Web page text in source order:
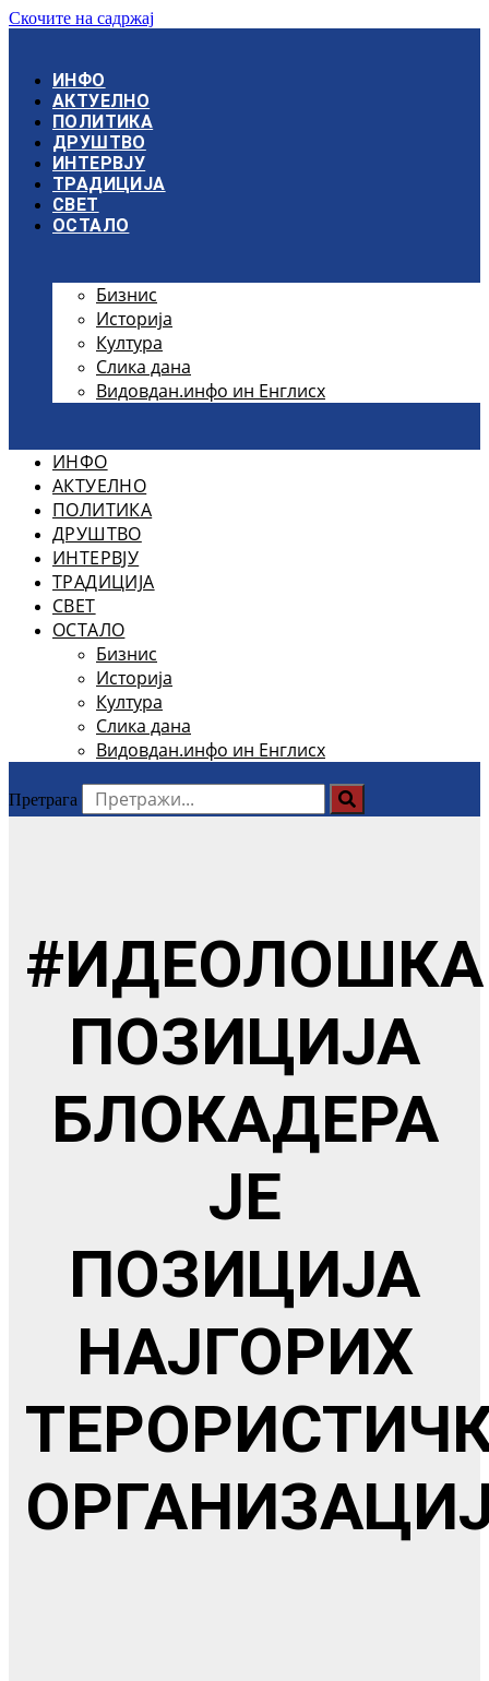
Скочите на садржај
ИНФО
АКТУЕЛНО
ПОЛИТИКА
ДРУШТВО
ИНТЕРВЈУ
ТРАДИЦИЈА
СВЕТ
ОСТАЛО
Бизнис
Историја
Култура
Слика дана
Видовдан.инфо ин Енглисх
ИНФО
АКТУЕЛНО
ПОЛИТИКА
ДРУШТВО
ИНТЕРВЈУ
ТРАДИЦИЈА
СВЕТ
ОСТАЛО
Бизнис
Историја
Култура
Слика дана
Видовдан.инфо ин Енглисх
Претрага
#ИДЕОЛОШКА
ПОЗИЦИЈА
БЛОКАДЕРА
ЈЕ
ПОЗИЦИЈА
НАЈГОРИХ